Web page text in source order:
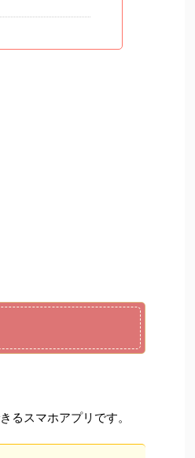
るスマホアプリです。